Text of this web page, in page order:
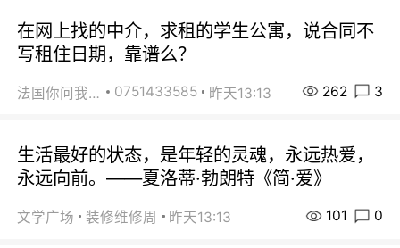
在网上找的中介，求租的学生公寓，说合同不
写租住日期，靠谱么？
法国你问我答 0751433585 昨天13:13 262 3
生活最好的状态，是年轻的灵魂，永远热爱，
永远向前。——夏洛蒂·勃朗特《简·爱》
文学广场 装修维修周 昨天13:13 101 0